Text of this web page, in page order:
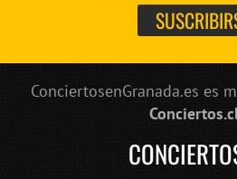
ConciertosenGranada.es es